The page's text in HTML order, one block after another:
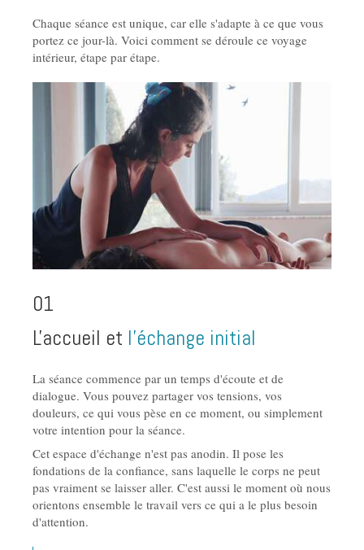
Chaque séance est unique, car elle s'adapte à ce que vous
portez ce jour-là. Voici comment se déroule ce voyage
intérieur, étape par étape.
01
L'accueil et l'échange initial
La séance commence par un temps d'écoute et de
dialogue. Vous pouvez partager vos tensions, vos
douleurs, ce qui vous pèse en ce moment, ou simplement
votre intention pour la séance.
Cet espace d'échange n'est pas anodin. Il pose les
fondations de la confiance, sans laquelle le corps ne peut
pas vraiment se laisser aller. C'est aussi le moment où nous
orientons ensemble le travail vers ce qui a le plus besoin
d'attention.